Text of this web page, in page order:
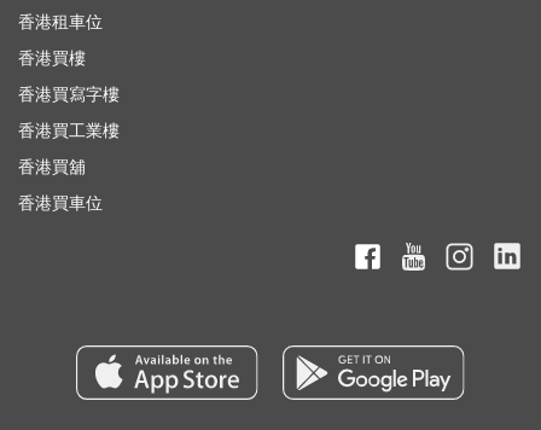
香港租車位
香港買樓
香港買寫字樓
香港買工業樓
香港買舖
香港買車位